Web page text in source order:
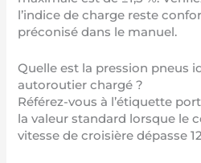
l’indice de charge reste
préconisé dans le manuel.
Quelle est la pression pneus
autoroutier chargé ?
Référez-vous à l’étiquette
la valeur standard lorsque le
vitesse de croisière dépasse